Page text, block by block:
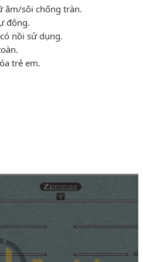
âm/sôi chống tràn.
động.
nồi sử dụng.
trẻ em.